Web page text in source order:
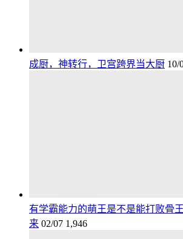
成厨，神转行，卫宫跨界当大厨 10/
有学霸能力的萌王是不是能打败骨
来 02/07 1,946